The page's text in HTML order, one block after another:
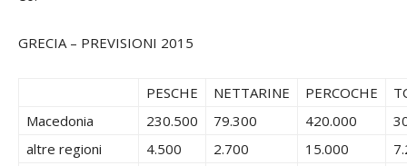
GRECIA – PREVISIONI 2015
PESCHE NETTARINE PERCOCHE
Macedonia
230.500 79.300 420.000
altre regioni
4.500 2.700 15.000